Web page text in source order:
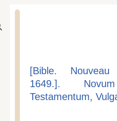
[Bible.
1649.].
Testamentum,